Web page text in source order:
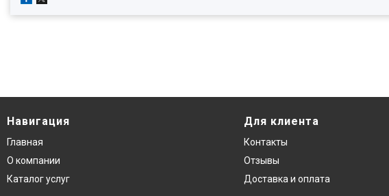
Навигация
Главная
О компании
Каталог услуг
Для клиента
Контакты
Отзывы
Доставка и оплата